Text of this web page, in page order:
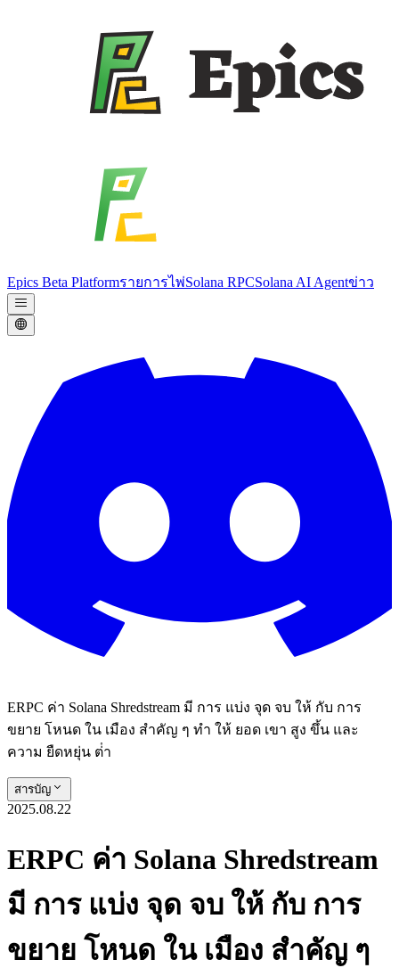
Epics Beta Platformรายการไพ่Solana RPCSolana AI Agentข่าว
ERPC ค่า Solana Shredstream มี การ แบ่ง จุด จบ ให้ กับ การ
ขยาย โหนด ใน เมือง สําคัญ ๆ ทํา ให้ ยอด เขา สูง ขึ้น และ
ความ ยืดหยุ่น ต่ํา
สารบัญ
2025.08.22
ERPC ค่า Solana Shredstream
มี การ แบ่ง จุด จบ ให้ กับ การ
ขยาย โหนด ใน เมือง สําคัญ ๆ